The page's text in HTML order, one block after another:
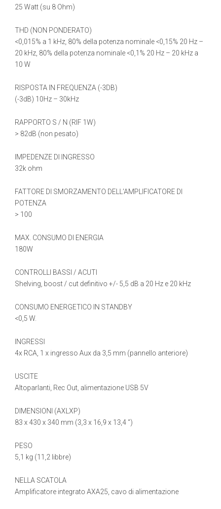
25 Watt (su 8 Ohm)
THD (NON PONDERATO)
<0,015% a 1 kHz, 80% della potenza nominale <0,15% 20 Hz –
20 kHz, 80% della potenza nominale <0,1% 20 Hz – 20 kHz a
10 W
RISPOSTA IN FREQUENZA (-3DB)
(-3dB) 10Hz – 30kHz
RAPPORTO S / N (RIF 1W)
> 82dB (non pesato)
IMPEDENZE DI INGRESSO
32k ohm
FATTORE DI SMORZAMENTO DELL’AMPLIFICATORE DI
POTENZA
> 100
MAX. CONSUMO DI ENERGIA
180W
CONTROLLI BASSI / ACUTI
Shelving, boost / cut definitivo +/- 5,5 dB a 20 Hz e 20 kHz
CONSUMO ENERGETICO IN STANDBY
<0,5 W.
INGRESSI
4x RCA, 1 x ingresso Aux da 3,5 mm (pannello anteriore)
USCITE
Altoparlanti, Rec Out, alimentazione USB 5V
DIMENSIONI (AXLXP)
83 x 430 x 340 mm (3,3 x 16,9 x 13,4 “)
PESO
5,1 kg (11,2 libbre)
NELLA SCATOLA
Amplificatore integrato AXA25, cavo di alimentazione